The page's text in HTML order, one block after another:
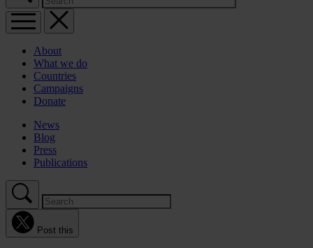
About
What we do
Countries
Campaigns
Donate
News
Blog
Press
Publications
Post this